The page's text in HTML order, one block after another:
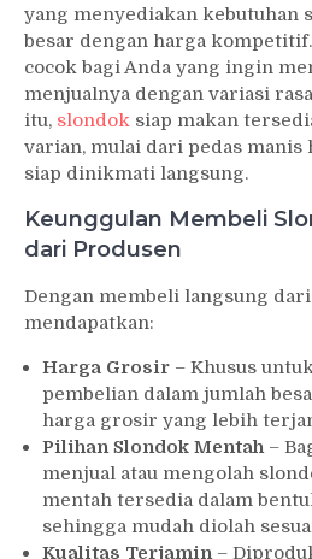
yang menyediakan kebutuhan
besar dengan harga
cocok bagi Anda yang ingin
menjualnya dengan variasi
itu, slondok siap makan
varian, mulai dari pedas manis
siap dinikmati langsung.
Keunggulan Membeli
dari Produsen
Dengan membeli langsung
mendapatkan:
Harga Grosir – Khusus
pembelian dalam jumlah
harga grosir yang lebih
Pilihan Slondok Mentah–
menjual atau mengolah
mentah tersedia dalam
sehingga mudah diolah
Kualitas Terjamin–